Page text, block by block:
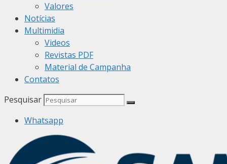
Valores
Notícias
Multimidia
Videos
Revistas PDF
Material de Campanha
Contatos
Pesquisar
Whatsapp